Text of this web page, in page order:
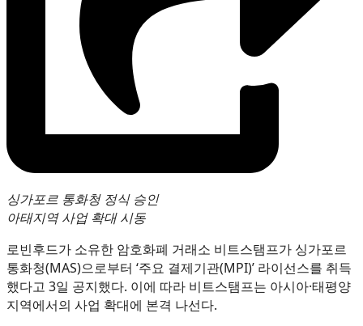
싱가포르 통화청 정식 승인
아태지역 사업 확대 시동
로빈후드가 소유한 암호화폐 거래소 비트스탬프가 싱가포르
통화청(MAS)으로부터 ‘주요 결제기관(MPI)’ 라이선스를 취득
했다고 3일 공지했다. 이에 따라 비트스탬프는 아시아·태평양
지역에서의 사업 확대에 본격 나선다.